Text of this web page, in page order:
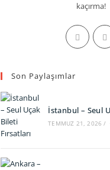
kaçırma!
in
Son Paylaşımlar
İstanbul – Seul
TEMMUZ 21, 2026 /